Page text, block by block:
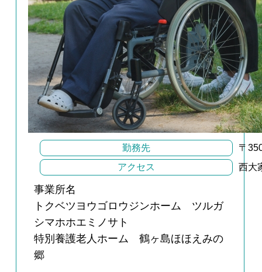
勤務先
〒
アクセス
西大
事業所名
トクベツヨウゴロウジンホーム ツルガ
シマホホエミノサト
特別養護老人ホーム 鶴ヶ島ほほえみの
郷